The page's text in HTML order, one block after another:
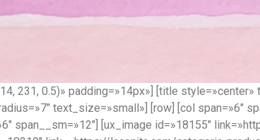
231, 0.5)» padding=»14px»] [title
text_size=»small»] [row] [col
span__sm=»12″] [ux_image id=»18155″